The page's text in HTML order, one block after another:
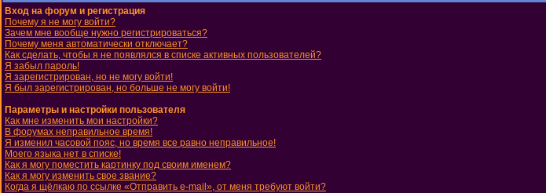
Вход на форум и регистрация
Почему я не могу войти?
Зачем мне вообще нужно регистрироваться?
Почему меня автоматически отключает?
Как сделать, чтобы я не появлялся в списке активных пользователей?
Я забыл пароль!
Я зарегистрирован, но не могу войти!
Я был зарегистрирован, но больше не могу войти!
Параметры и настройки пользователя
Как мне изменить мои настройки?
В форумах неправильное время!
Я изменил часовой пояс, но время все равно неправильное!
Моего языка нет в списке!
Как я могу поместить картинку под своим именем?
Как я могу изменить свое звание?
Когда я щёлкаю по ссылке «Отправить e-mail», от меня требуют войти?